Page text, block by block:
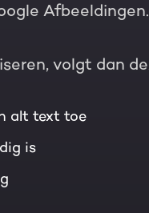
Afbeeldingen.
volgt dan
alt text toe
is